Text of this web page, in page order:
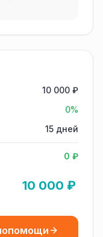
10 000 ₽
0%
15 дней
0 ₽
10 000 ₽